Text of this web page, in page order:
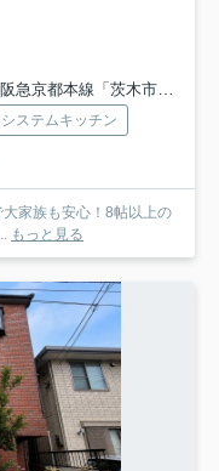
阪急京都本線「茨木市」駅 徒歩23分
システムキッチン
家族も安心！8帖以上の
もっと見る